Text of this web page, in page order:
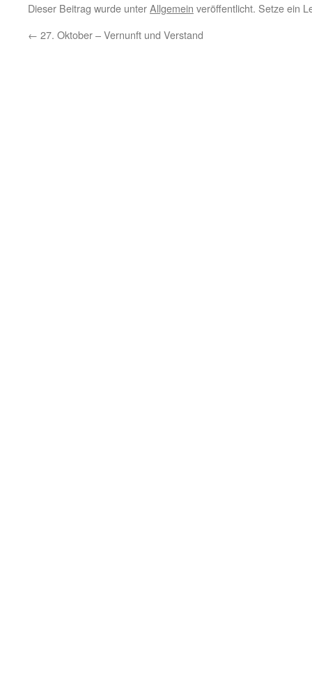
Dieser Beitrag wurde unterAllgemein veröffentlicht. Setze ein
← 27. Oktober – Vernunft und Verstand